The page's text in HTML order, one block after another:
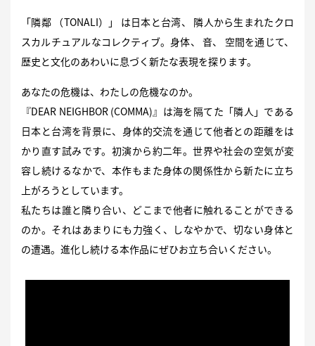
「隣鄰 （TONALI）」 は日本と台湾、 隣人から生まれたクロ
スカルチュアルなコレクティブ。身体、 音、 空間を通じて、
歴史と文化のあわいに息づく新たな表現を探ります。
あなたの危機は、わたしの危機なのか。
『DEAR NEIGHBOR (COMMA)』は海を隔てた「隣人」である
日本と台湾を背景に、身体的交流を通じて他者との距離をは
かり直す試みです。初演から約二年。世界や社会の空気が変
容し続けるなかで、本作もまた身体の関係性から新たに立ち
上がろうとしています。
私たちは誰と隣り合い、どこまで他者に触れることができる
のか。それはあまりにも力強く、しなやかで、切ない身体と
の遭遇。進化し続ける本作品にぜひお立ち合いください。